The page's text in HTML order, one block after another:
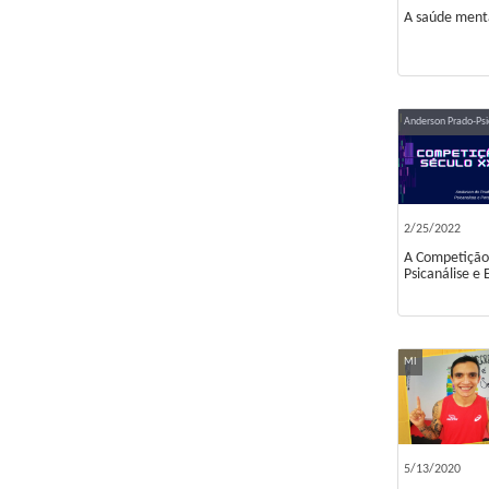
A saúde
Anderson Prado-
2/25/2022
A
Psicanálise e
MI
5/13/2020